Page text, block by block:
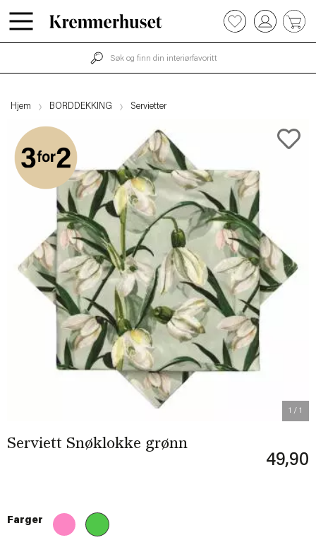
Hopp
til
0
Hjem BORDDEKKING Servietter
1 / 1
Serviett Snøklokke grønn
49,90
Farger